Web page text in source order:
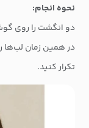
نحوه انجام:
دو انگشت را روی
تکرار کنید.